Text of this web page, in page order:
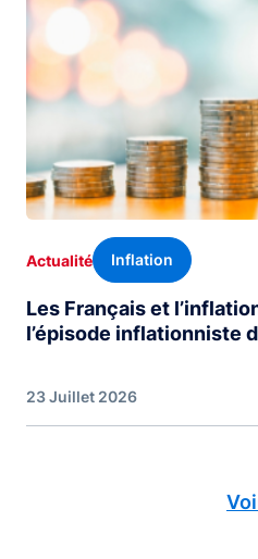
Actualité Inflation
Les Français et
l’épisode inflationniste
23 Juillet 2026